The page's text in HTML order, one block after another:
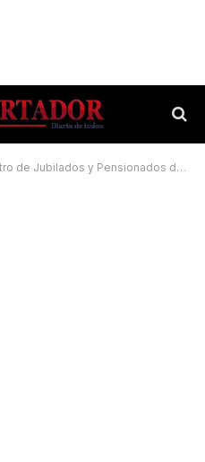
de Corrientes se reunieron para conocer el cronograma electoral